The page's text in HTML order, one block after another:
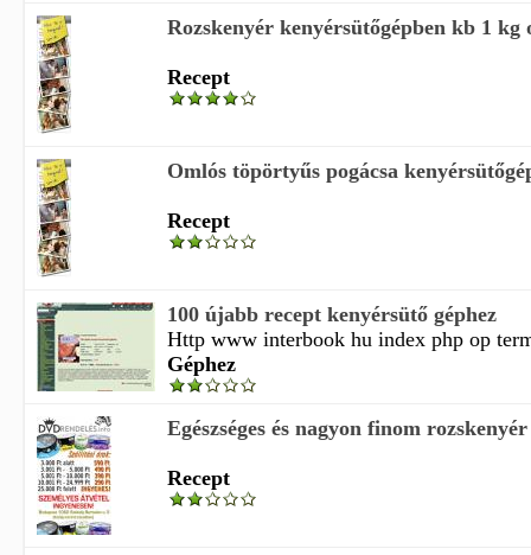
Rozskenyér kenyérsütőgépben kb 1 kg
Recept
Omlós töpörtyűs pogácsa
Recept
100 újabb recept kenyérsütő géphez
Http www interbook hu index php op
Géphez
Egészséges és nagyon finom
Recept